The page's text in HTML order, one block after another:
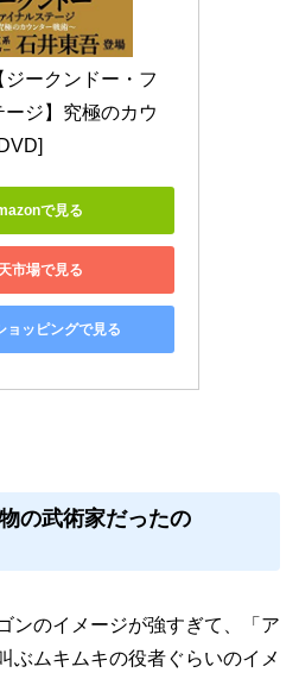
ークンドー・フ
ージ】究極のカウ
で見る
市場で見る
ョッピングで見る
の武術家だったの
ンのイメージが強すぎて、「ア
ぶムキムキの役者ぐらいのイメ